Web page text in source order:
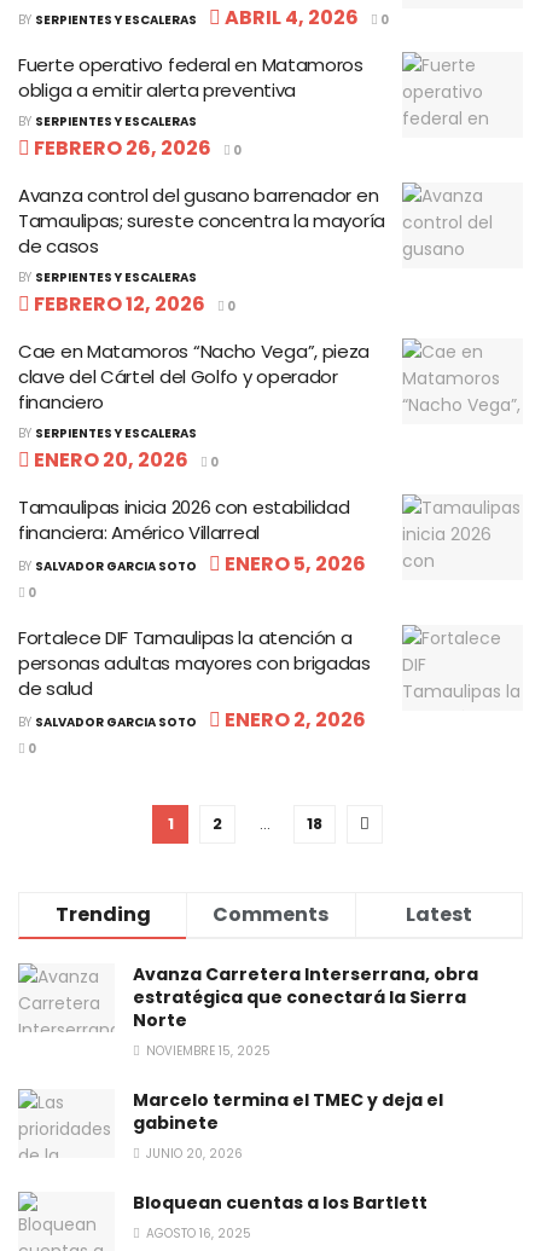
BY SERPIENTES Y ESCALERAS ABRIL 4, 2026 0
Fuerte operativo federal en Matamoros
obliga a emitir alerta preventiva
BY SERPIENTES Y ESCALERAS
FEBRERO 26, 2026 0
Avanza control del gusano barrenador en
Tamaulipas; sureste concentra la mayoría
de casos
BY SERPIENTES Y ESCALERAS
FEBRERO 12, 2026 0
Cae en Matamoros “Nacho Vega”, pieza
clave del Cártel del Golfo y operador
financiero
BY SERPIENTES Y ESCALERAS
ENERO 20, 2026 0
Tamaulipas inicia 2026 con estabilidad
financiera: Américo Villarreal
BY SALVADOR GARCIA SOTO ENERO 5, 2026
0
Fortalece DIF Tamaulipas la atención a
personas adultas mayores con brigadas
de salud
BY SALVADOR GARCIA SOTO ENERO 2, 2026
0
1 2 … 18
Trending Comments Latest
Avanza Carretera Interserrana, obra
estratégica que conectará la Sierra
Norte
NOVIEMBRE 15, 2025
Marcelo termina el TMEC y deja el
gabinete
JUNIO 20, 2026
Bloquean cuentas a los Bartlett
AGOSTO 16, 2025